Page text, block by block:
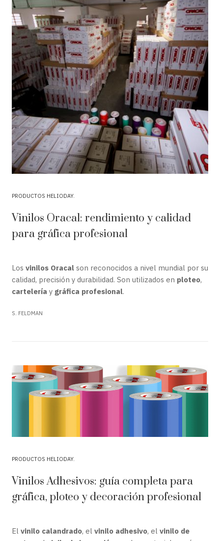
PRODUCTOS HELIODAY
Vinilos Oracal: rendimiento y calidad
para gráfica profesional
Los vinilos Oracal son reconocidos a nivel mundial por su
calidad, precisión y durabilidad. Son utilizados en ploteo,
cartelería y gráfica profesional.
S. FELDMAN
PRODUCTOS HELIODAY
Vinilos Adhesivos: guía completa para
gráfica, ploteo y decoración profesional
El vinilo calandrado, el vinilo adhesivo, el vinilo de